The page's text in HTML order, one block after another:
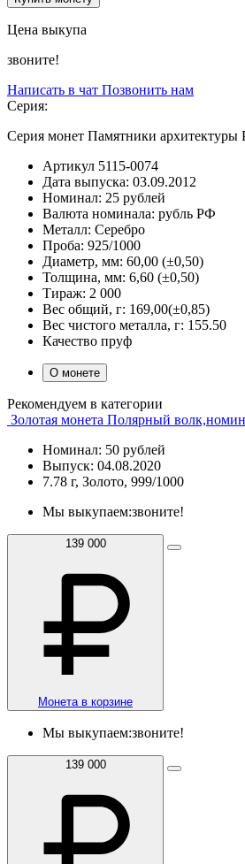
Цена выкупа
звоните!
Написать в чат Позвонить нам
Серия:
Серия монет Памятники архитектуры
Артикул 5115-0074
Дата выпуска: 03.09.2012
Номинал: 25 рублей
Валюта номинала: рубль РФ
Металл: Серебро
Проба: 925/1000
Диаметр, мм: 60,00 (±0,50)
Толщина, мм: 6,60 (±0,50)
Тираж: 2 000
Вес общий, г: 169,00(±0,85)
Вес чистого металла, г: 155.50
Качество пруф
О монете
Рекомендуем в категории
Золотая монета Полярный
Номинал: 50 рублей
Выпуск: 04.08.2020
7.78 г, Золото, 999/1000
Мы выкупаем:звоните!
139 000
Монета в корзине
Мы выкупаем:звоните!
139 000